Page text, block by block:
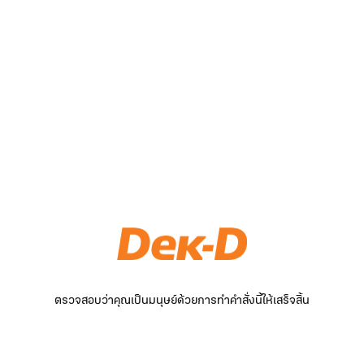
ตรวจสอบว่าคุณเป็นมนุษย์ด้วยการทำคำสั่งนี้ให้เสร็จสิ้น